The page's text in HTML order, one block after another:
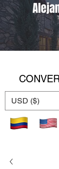
USD ($)